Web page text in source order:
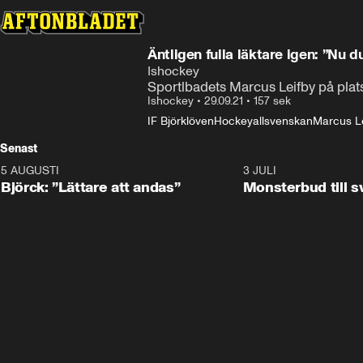
Äntligen fulla läktare igen: ”Nu
Ishockey
Sportlbadets Marcus Leifby på
Ishockey • 29.09.21 • 157 sek
IF BjörklövenHockeyallsvenskanMarcus
Senast
5 AUGUSTI
Björck: ”Lättare att andas”
3 JULI
Monsterbud till